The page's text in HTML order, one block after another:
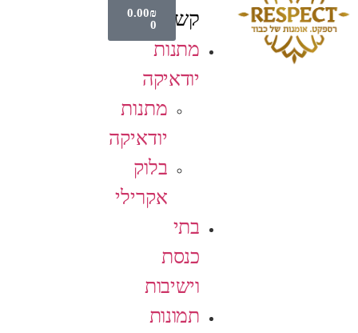
קשר
מתנות
יודאיקה
מתנות
יודאיקה
בלוק
אקרילי
בתי
כנסת
וישיבות
תמונות
0.00₪
0